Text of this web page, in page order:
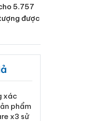
5.757
được
xác
phẩm
x3 sử